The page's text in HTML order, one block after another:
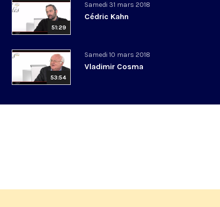
51:29
Samedi 31 mars 2018
Cédric Kahn
53:54
Samedi 10 mars 2018
Vladimir Cosma